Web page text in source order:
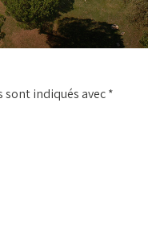
indiqués avec*